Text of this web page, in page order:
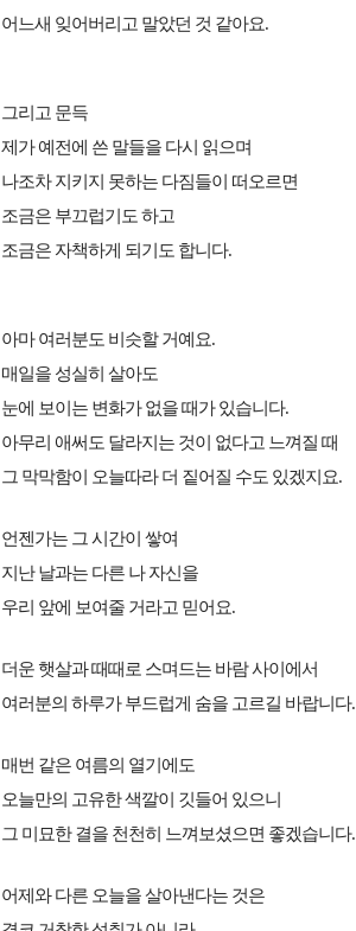
어느새 잊어버리고 말았던 것 같아요.
그리고 문득
제가 예전에 쓴 말들을 다시 읽으며
나조차 지키지 못하는 다짐들이 떠오르면
조금은 부끄럽기도 하고
조금은 자책하게 되기도 합니다.
아마 여러분도 비슷할 거예요.
매일을 성실히 살아도
눈에 보이는 변화가 없을 때가 있습니다.
아무리 애써도 달라지는 것이 없다고 느껴질 때
그 막막함이 오늘따라 더 짙어질 수도 있겠지요.
언젠가는 그 시간이 쌓여
지난 날과는 다른 나 자신을
우리 앞에 보여줄 거라고 믿어요.
더운 햇살과 때때로 스며드는 바람 사이에서
여러분의 하루가 부드럽게 숨을 고르길 바랍니다.
매번 같은 여름의 열기에도
오늘만의 고유한 색깔이 깃들어 있으니
그 미묘한 결을 천천히 느껴보셨으면 좋겠습니다.
어제와 다른 오늘을 살아낸다는 것은